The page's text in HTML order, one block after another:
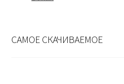
САМОЕ СКАЧИВАЕМОЕ